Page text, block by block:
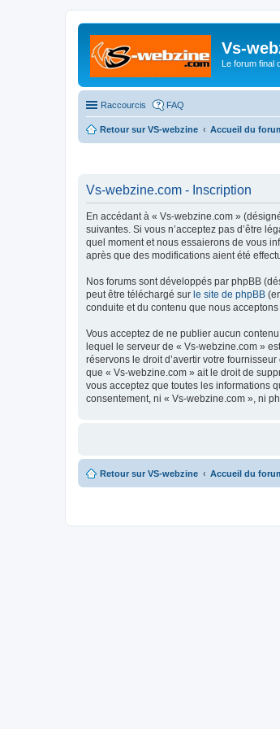
Vs-
Le forum final
Raccourcis FAQ
Retour sur VS-webzine Accueil du
Vs-webzine.com - Inscription
En accédant à « Vs-webzine.com »
suivantes. Si vous n’acceptez pas d’être
quel moment et nous essaierons de vous
après que des modifications aient été
Nos forums sont développés par phpBB
peut être téléchargé sur le site de phpBB
conduite et du contenu que nous
Vous acceptez de ne publier aucun
lequel le serveur de « Vs-webzine.com »
réservons le droit d’avertir votre
que « Vs-webzine.com » ait le droit de
vous acceptez que toutes les informations
consentement, ni « Vs-webzine.com », ni
Retour sur VS-webzine Accueil du